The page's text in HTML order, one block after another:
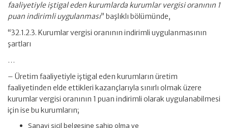
faaliyetiyle iştigal eden kurumlarda kurumlar vergisi oranının 1
puan indirimli uygulanması” başlıklı bölümünde,
“32.1.2.3. Kurumlar vergisi oranının indirimli uygulanmasının
şartları
…
– Üretim faaliyetiyle iştigal eden kurumların üretim
faaliyetinden elde ettikleri kazançlarıyla sınırlı olmak üzere
kurumlar vergisi oranının 1 puan indirimli olarak uygulanabilmesi
için ise bu kurumların;
Sanayi sicil belgesine sahip olma ve